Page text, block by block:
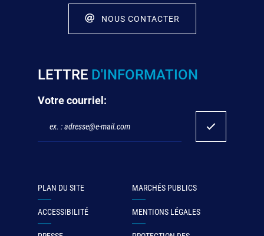
NOUS CONTACTER
LETTRE D'INFORMATION
Votre courriel:
PLAN DU SITE MARCHÉS PUBLICS
ACCESSIBILITÉ MENTIONS LÉGALES